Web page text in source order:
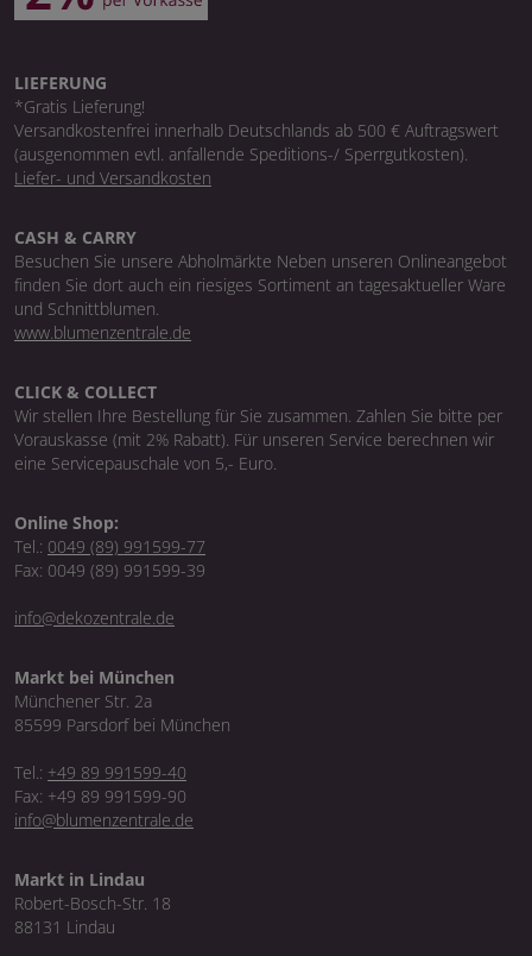
LIEFERUNG
*Gratis Lieferung!
Versandkostenfrei innerhalb Deutschlands ab 500 € Auftragswert
(ausgenommen evtl. anfallende Speditions-/ Sperrgutkosten).
Liefer- und Versandkosten
CASH & CARRY
Besuchen Sie unsere Abholmärkte Neben unseren Onlineangebot
finden Sie dort auch ein riesiges Sortiment an tagesaktueller Ware
und Schnittblumen.
www.blumenzentrale.de
CLICK & COLLECT
Wir stellen Ihre Bestellung für Sie zusammen. Zahlen Sie bitte per
Vorauskasse (mit 2% Rabatt). Für unseren Service berechnen wir
eine Servicepauschale von 5,- Euro.
Online Shop:
Tel.: 0049 (89) 991599-77
Fax: 0049 (89) 991599-39
info@dekozentrale.de
Markt bei München
Münchener Str. 2a
85599 Parsdorf bei München
Tel.: +49 89 991599-40
Fax: +49 89 991599-90
info@blumenzentrale.de
Markt in Lindau
Robert-Bosch-Str. 18
88131 Lindau